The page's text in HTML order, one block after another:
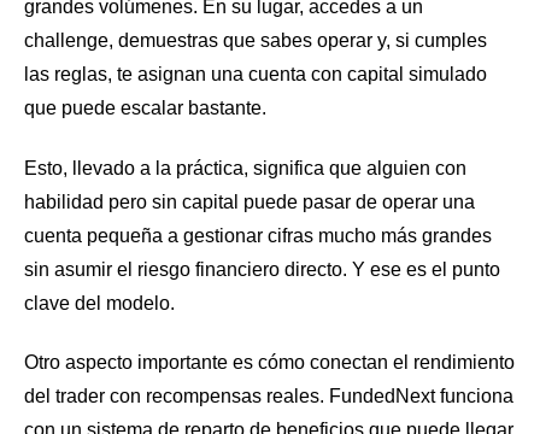
grandes volúmenes. En su lugar, accedes a un
challenge, demuestras que sabes operar y, si cumples
las reglas, te asignan una cuenta con capital simulado
que puede escalar bastante.
Esto, llevado a la práctica, significa que alguien con
habilidad pero sin capital puede pasar de operar una
cuenta pequeña a gestionar cifras mucho más grandes
sin asumir el riesgo financiero directo. Y ese es el punto
clave del modelo.
Otro aspecto importante es cómo conectan el rendimiento
del trader con recompensas reales. FundedNext funciona